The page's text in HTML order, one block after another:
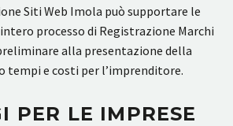
Siti Web Imola può supportare le
processo di Registrazione Marchi
alla presentazione della
tempi e costi per l’imprenditore.
PER LE IMPRESE